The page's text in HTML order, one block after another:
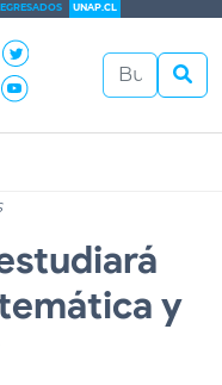
EGRESADOS UNAP.CL
y